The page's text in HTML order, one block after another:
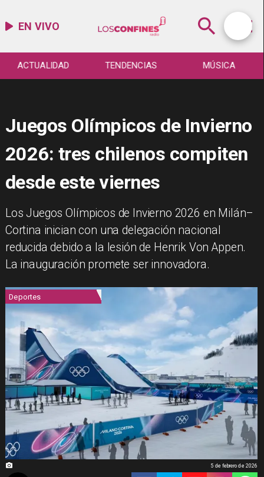
EN VIVO
ACTUALIDAD TENDENCIAS MÚSICA
Juegos Olímpicos de Invierno
2026: tres chilenos compiten
desde este viernes
Los Juegos Olímpicos de Invierno 2026 en Milán–
Cortina inician con una delegación nacional
reducida debido a la lesión de Henrik Von Appen.
La inauguración promete ser innovadora.
Deportes
5 de febrero de 2026